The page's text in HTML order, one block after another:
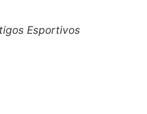
Esportivos